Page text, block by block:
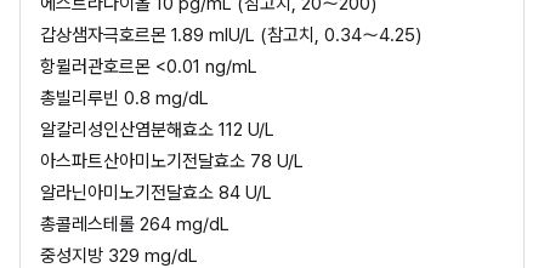
갑상샘자극호르몬 1.89 mIU/L (참고치, 0.34～4.25)
항뮐러관호르몬 <0.01 ng/mL
총빌리루빈 0.8 mg/dL
알칼리성인산염분해효소 112 U/L
아스파트산아미노기전달효소 78 U/L
알라닌아미노기전달효소 84 U/L
총콜레스테롤 264 mg/dL
중성지방 329 mg/dL